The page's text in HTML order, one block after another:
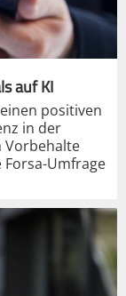
auf KI
positiven
in der
Vorbehalte
Umfrage